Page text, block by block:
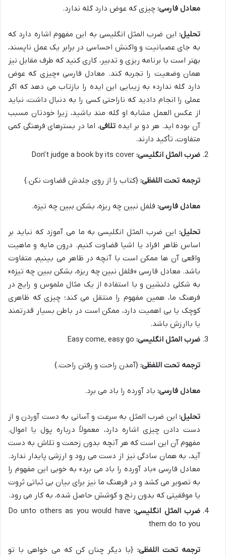
معادل فارسی: چیزی که عوض دارد گله ندارد.
تحلیل: این ضرب المثل انگلیسی به این مفهوم اشاره دارد که
به جای عصبانیت و واکنش احساسی در برابر یک عمل ناپسند،
بهتر است با برنامه ریزی و تدبیر، کاری کنید که طرف مقابل نیز
همان وضعیت را تجربه کند. معادل فارسی «چیزی که عوض
دارد گله ندارد» به زیبایی این ایده را بازتاب می دهد که اگر
عملی را انجام دادید که ناراحتی کسی را به دنبال داشت، نباید
از عکس العمل مشابه او گله مند باشید، زیرا خودتان مسبب
آن بوده اید. هر دو بر ایدهتلافی، اما در بسترهای فرهنگی کمی
متفاوت، تأکید دارند.
ضرب المثل انگلیسی:
ترجمه تحت اللفظی: {کتاب را از روی جلدش قضاوت نکن.}
معادل فارسی: فلفل نبین چه ریزه، بشکن ببین چه تیزه.
تحلیل: این ضرب المثل انگلیسی به ما می آموزد که نباید بر
اساس ظاهر افراد یا اشیا قضاوت کنیم. درون مایه و ماهیت
واقعی آن ها ممکن است با آنچه در ظاهر می بینیم، متفاوت
باشد. معادل فارسی «فلفل نبین چه ریزه، بشکن ببین چه تیزه»
به شکلی دلنشین و با استفاده از یک مثال ملموس و رایج در
فرهنگ ما، همین مفهوم را منتقل می کند؛ چیزی که ظاهری
کوچک یا بی اهمیت دارد، ممکن است در باطن بسیار قدرتمند
یا باارزش باشد.
ضرب المثل انگلیسی:
ترجمه تحت اللفظی: {آمدن راحت و رفتن راحت.}
معادل فارسی: باد آورده را باد می برد.
تحلیل: این ضرب المثل به سرعت و آسانی به دست آوردن و از
دست دادن چیزی اشاره دارد، معمولاً درباره پول یا اموال.
مفهوم آن این است که هر آنچه بدون زحمت و تلاش به دست
آید، به همان سادگی نیز از دست می رود و ارزشی پایدار ندارد.
معادل فارسی «باد آورده را باد می برد» به خوبی این مفهوم را
به تصویر می کشد و در فرهنگ ما نیز برای بیان بی ثباتی ثروت
یا موفقیتی که بدون رنج و کوشش حاصل شده، به کار می رود.
ضرب المثل انگلیسی: Do unto others as you would have
them do to you
ترجمه تحت اللفظی: {با دیگر چنان کن که می خواهی با تو